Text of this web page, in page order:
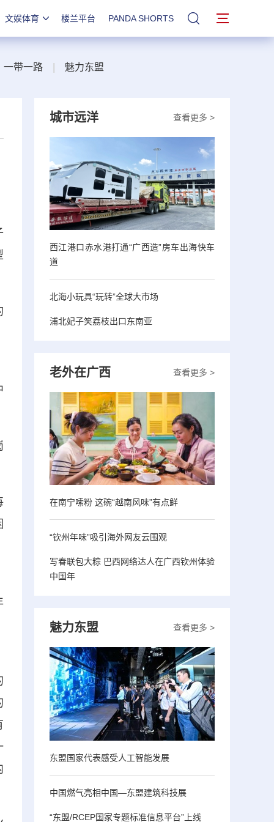
文娱体育 楼兰平台 PANDA SHORTS 站内搜索
一带一路 魅力东盟
查看更多 >
城市远洋
西江港口赤水港打通“广西造”房车出海快车
道
北海小玩具“玩转”全球大市场
浦北妃子笑荔枝出口东南亚
查看更多 >
老外在广西
在南宁嗦粉 这碗“越南风味”有点鲜
“钦州年味”吸引海外网友云围观
写春联包大粽 巴西网络达人在广西钦州体验
中国年
查看更多 >
魅力东盟
东盟国家代表感受人工智能发展
中国燃气亮相中国—东盟建筑科技展
“东盟/RCEP国家专题标准信息平台”上线